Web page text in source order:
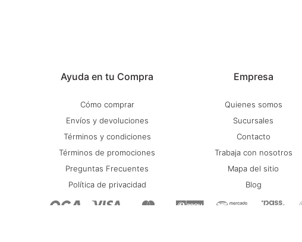
Ayuda en tu Compra
Cómo comprar
Envíos y devoluciones
Términos y condiciones
Términos de promociones
Preguntas Frecuentes
Política de privacidad
Empresa
Quienes somos
Sucursales
Contacto
Trabaja con nosotros
Mapa del sitio
Blog